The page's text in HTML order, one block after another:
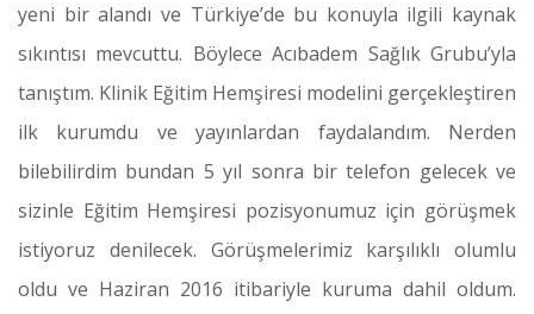
yeni bir alandı ve Türkiye’de bu konuyla ilgili kaynak
sıkıntısı mevcuttu. Böylece Acıbadem Sağlık Grubu’yla
tanıştım. Klinik Eğitim Hemşiresi modelini gerçekleştiren
ilk kurumdu ve yayınlardan faydalandım. Nerden
bilebilirdim bundan 5 yıl sonra bir telefon gelecek ve
sizinle Eğitim Hemşiresi pozisyonumuz için görüşmek
istiyoruz denilecek. Görüşmelerimiz karşılıklı olumlu
oldu ve Haziran 2016 itibariyle kuruma dahil oldum.